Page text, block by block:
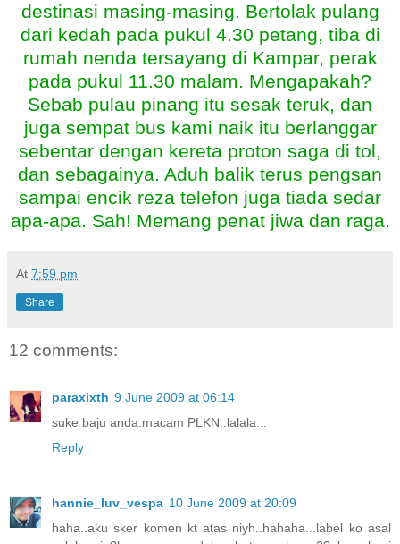
destinasi masing-masing. Bertolak pulang
dari kedah pada pukul 4.30 petang, tiba di
rumah nenda tersayang di Kampar, perak
pada pukul 11.30 malam. Mengapakah?
Sebab pulau pinang itu sesak teruk, dan
juga sempat bus kami naik itu berlanggar
sebentar dengan kereta proton saga di tol,
dan sebagainya. Aduh balik terus pengsan
sampai encik reza telefon juga tiada sedar
apa-apa. Sah! Memang penat jiwa dan raga.
At 7:59 pm
Share
12 comments:
paraxixth 9 June 2009 at 06:14
suke baju anda.macam PLKN..lalala...
Reply
hannie_luv_vespa 10 June 2009 at 20:09
haha..aku sker komen kt atas niyh..hahaha...label ko asal